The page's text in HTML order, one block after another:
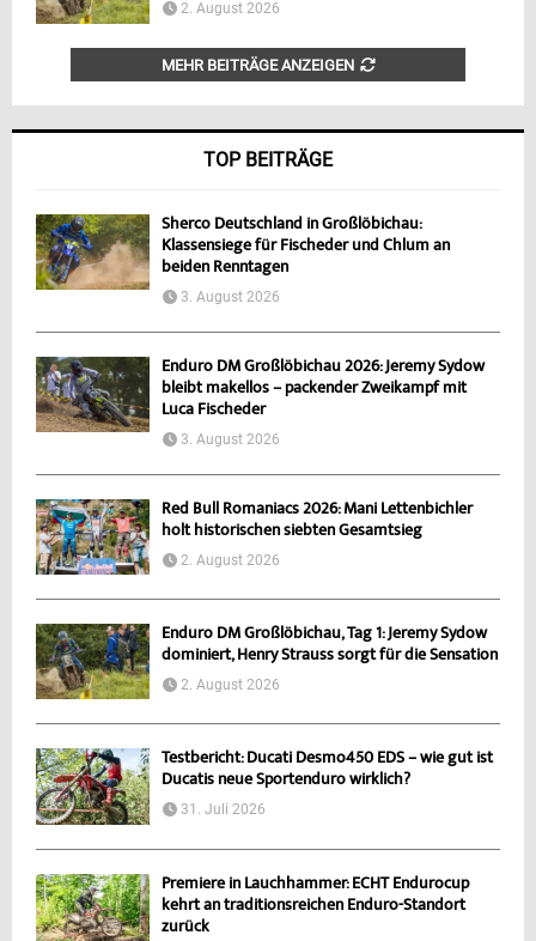
2. August 2026
MEHR BEITRÄGE ANZEIGEN
TOP BEITRÄGE
Sherco Deutschland in Großlöbichau:
Klassensiege für Fischeder und Chlum an
beiden Renntagen
3. August 2026
Enduro DM Großlöbichau 2026: Jeremy Sydow
bleibt makellos – packender Zweikampf mit
Luca Fischeder
3. August 2026
Red Bull Romaniacs 2026: Mani Lettenbichler
holt historischen siebten Gesamtsieg
2. August 2026
Enduro DM Großlöbichau, Tag 1: Jeremy Sydow
dominiert, Henry Strauss sorgt für die Sensation
2. August 2026
Testbericht: Ducati Desmo450 EDS – wie gut ist
Ducatis neue Sportenduro wirklich?
31. Juli 2026
Premiere in Lauchhammer: ECHT Endurocup
kehrt an traditionsreichen Enduro-Standort
zurück